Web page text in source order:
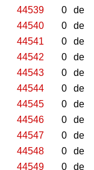
44539
0 de
44540
0 de
44541
0 de
44542
0 de
44543
0 de
44544
0 de
44545
0 de
44546
0 de
44547
0 de
44548
0 de
44549
0 de